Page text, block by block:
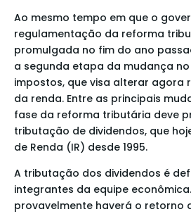
Ao mesmo tempo em que o
regulamentação da reforma
promulgada no fim do ano
a segunda etapa da mudança
impostos, que visa alterar agora
da renda. Entre as principais
fase da reforma tributária deve
tributação de dividendos, que
de Renda (IR) desde 1995.
A tributação dos dividendos é
integrantes da equipe
provavelmente haverá o retorno